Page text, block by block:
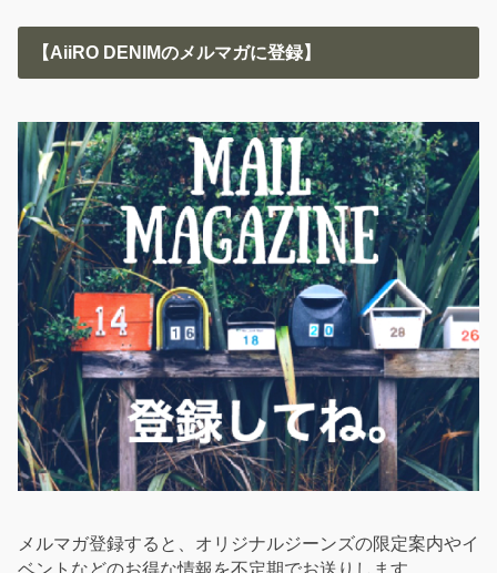
【AiiRO DENIMのメルマガに登録】
メルマガ登録すると、オリジナルジーンズの限定案内やイ
ベントなどのお得な情報を不定期でお送りします。